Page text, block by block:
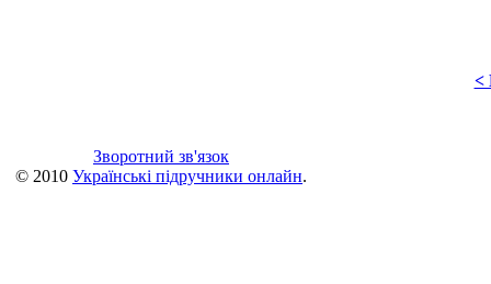
<
Зворотний зв'язок
© 2010 Українські підручники онлайн.